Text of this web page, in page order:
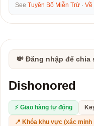
See Tuyên Bố Miễn Trừ · Về
💸 Đăng nhập để chia
Dishonored
⚡ Giao hàng tự động
📍 Khóa khu vực (xác